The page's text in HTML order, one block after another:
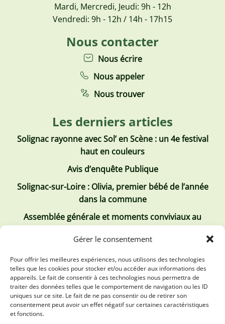
Gérer le consentement
Pour offrir les meilleures expériences, nous utilisons des technologies
telles que les cookies pour stocker et/ou accéder aux informations des
appareils. Le fait de consentir à ces technologies nous permettra de
traiter des données telles que le comportement de navigation ou les ID
uniques sur ce site. Le fait de ne pas consentir ou de retirer son
consentement peut avoir un effet négatif sur certaines caractéristiques
et fonctions.
Mardi, Mercredi, Jeudi: 9h - 12h
Vendredi: 9h - 12h / 14h - 17h15
Nous contacter
Nous écrire
Nous appeler
Nous trouver
Les derniers articles
Solignac rayonne avec Sol’ en Scène : un 4e festival
haut en couleurs
Avis d’enquête Publique
Solignac-sur-Loire : Olivia, premier bébé de l’année
dans la commune
Assemblée générale et moments conviviaux au
Les derniers comptes rendus
Conseil municipal 2 juillet 2026
Conseil Municipal du 30 avril 2026